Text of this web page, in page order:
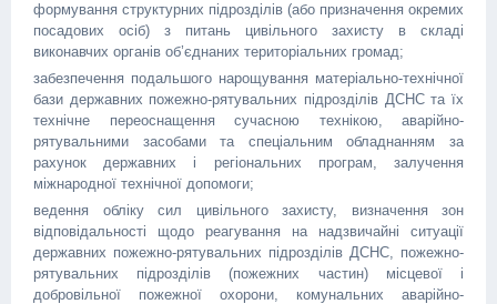
формування структурних підрозділів (або призначення окремих
посадових осіб) з питань цивільного захисту в складі
виконавчих органів об’єднаних територіальних громад;
забезпечення подальшого нарощування матеріально-технічної
бази державних пожежно-рятувальних підрозділів ДСНС та їх
технічне переоснащення сучасною технікою, аварійно-
рятувальними засобами та спеціальним обладнанням за
рахунок державних і регіональних програм, залучення
міжнародної технічної допомоги;
ведення обліку сил цивільного захисту, визначення зон
відповідальності щодо реагування на надзвичайні ситуації
державних пожежно-рятувальних підрозділів ДСНС, пожежно-
рятувальних підрозділів (пожежних частин) місцевої і
добровільної пожежної охорони, комунальних аварійно-